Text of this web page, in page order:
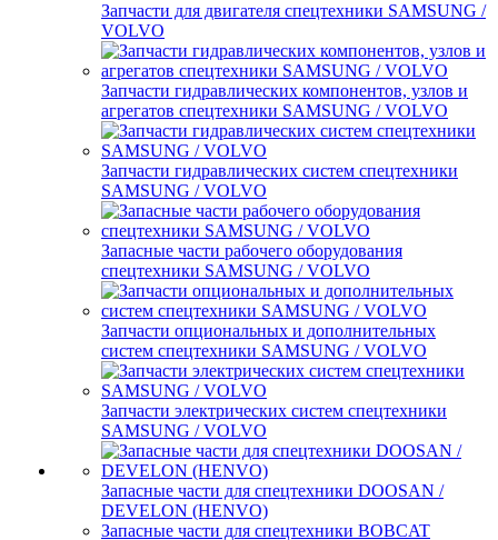
Запчасти для двигателя спецтехники SAMSUNG /
VOLVO
Запчасти гидравлических компонентов, узлов и
агрегатов спецтехники SAMSUNG / VOLVO
Запчасти гидравлических систем спецтехники
SAMSUNG / VOLVO
Запасные части рабочего оборудования
спецтехники SAMSUNG / VOLVO
Запчасти опциональных и дополнительных
систем спецтехники SAMSUNG / VOLVO
Запчасти электрических систем спецтехники
SAMSUNG / VOLVO
Запасные части для спецтехники DOOSAN /
DEVELON (HENVO)
Запасные части для спецтехники BOBCAT